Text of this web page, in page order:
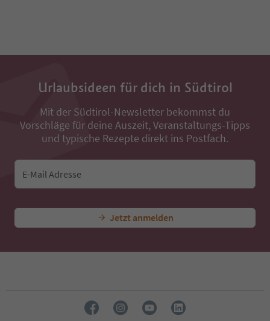
Urlaubsideen für dich in Südtirol
Mit der Südtirol-Newsletter bekommst du
Vorschläge für deine Auszeit, Veranstaltungs-Tipps
und typische Rezepte direkt ins Postfach.
E-Mail Adresse
Jetzt anmelden